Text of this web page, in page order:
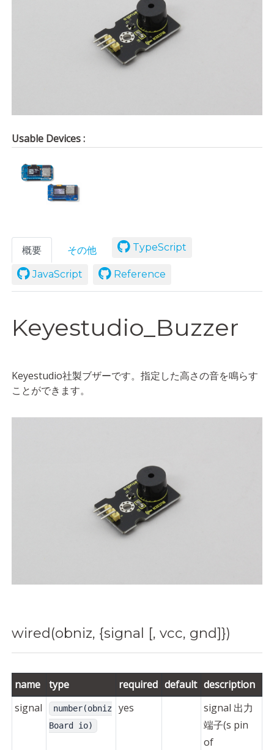
Usable Devices :
概要 その他 TypeScript
JavaScript Reference
Keyestudio_Buzzer
Keyestudio社製ブザーです。指定した高さの音を鳴らす
ことができます。
wired(obniz, {signal [, vcc, gnd]})
name type required default description
signal
number(obniz
Board io)
yes
signal 出力
端子(s pin
of